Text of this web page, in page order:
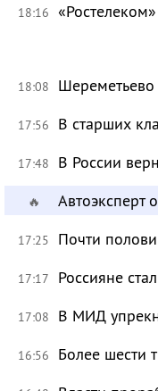
18:16
18:08 Шереметьево
17:56 В старших
17:48 В России
🔥 Автоэксперт
17:25 Почти
17:17 Россияне
17:08 В МИД
16:56 Более шести